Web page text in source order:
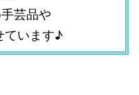
芸品や
ています♪